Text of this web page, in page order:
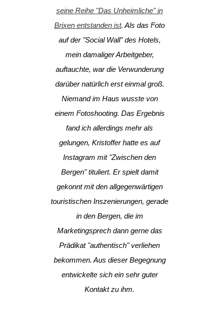
seine Reihe "Das Unheimliche" in
Brixen entstanden ist. Als das Foto
auf der "Social Wall" des Hotels,
mein damaliger Arbeitgeber,
auftauchte, war die Verwunderung
darüber natürlich erst einmal groß.
Niemand im Haus wusste von
einem Fotoshooting. Das Ergebnis
fand ich allerdings mehr als
gelungen, Kristoffer hatte es auf
Instagram mit "Zwischen den
Bergen" tituliert. Er spielt damit
gekonnt mit den allgegenwärtigen
touristischen Inszenierungen, gerade
in den Bergen, die im
Marketingsprech dann gerne das
Prädikat "authentisch" verliehen
bekommen. Aus dieser Begegnung
entwickelte sich ein sehr guter
Kontakt zu ihm.